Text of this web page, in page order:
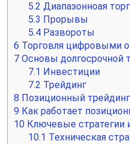
5.2 Диапазонноая
5.3 Прорывы
5.4 Развороты
6 Торговля цифровыми
7 Основы долгосрочной
7.1 Инвестиции
7.2 Трейдинг
8 Позиционный трейдинг
9 Как работает
10 Ключевые стратегии
10.1 Техническая